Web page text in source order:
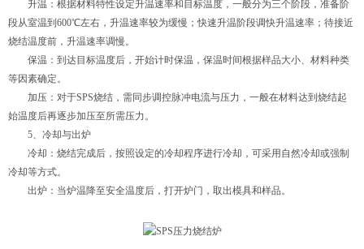
升温：根据材料特性设定升温速率和目标温度，一般分为三个阶段，准备阶
段从室温到600℃左右，升温速率较为缓慢；快速升温阶段调快升温速率；待接近
烧结温度前，升温速率调慢。
保温：到达目标温度后，开始计时保温，保温时间根据样品大小、材料种类
等因素确定。
加压：对于SPS烧结，需同步调控脉冲电流与压力，一般在材料达到烧结起
始温度后再逐步加压至所需压力。
5、冷却与出炉
冷却：烧结完成后，按照设定的冷却程序进行冷却，可采用自然冷却或强制
冷却等方式。
出炉：当炉温降至安全温度后，打开炉门，取出模具和样品。